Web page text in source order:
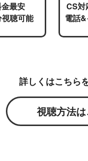
最安
聴可能
CS対
電話
詳しくはこちら
視聴方法